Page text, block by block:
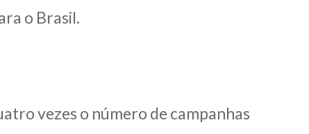
o Brasil.
vezes o número de campanhas